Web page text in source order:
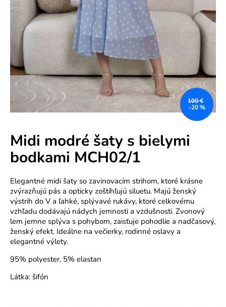
Midi modré šaty s bielymi
bodkami MCH02/1
Elegantné midi šaty so zavinovacím strihom, ktoré krásne
zvýrazňujú pás a opticky zoštíhľujú siluetu. Majú ženský
výstrih do V a ľahké, splývavé rukávy, ktoré celkovému
vzhľadu dodávajú nádych jemnosti a vzdušnosti. Zvonový
lem jemne splýva s pohybom, zaisťuje pohodlie a nadčasový,
ženský efekt. Ideálne na večierky, rodinné oslavy a
elegantné výlety.
95% polyester, 5% elastan
Látka: šifón
100 €
–20 %
e
n
á
j
s
ť
?
HĽADAŤ
O
d
p
o
r
ú
a